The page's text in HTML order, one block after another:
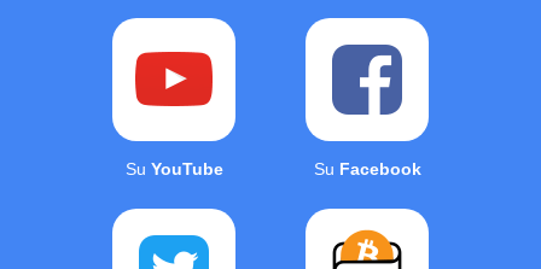
Su YouTube Su Facebook